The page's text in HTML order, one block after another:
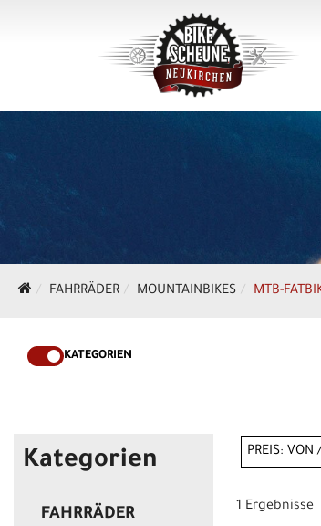
FAHRRÄDER MOUNTAINBIKES MTB-
KATEGORIEN
Kategorien
FAHRRÄDER
PREIS: VON
1 Ergebnisse